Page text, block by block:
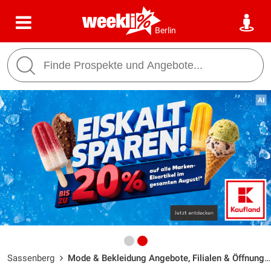
Berlin
Sassenberg Mode & Bekleidung Angebote, Filialen & Öffnungszeiten